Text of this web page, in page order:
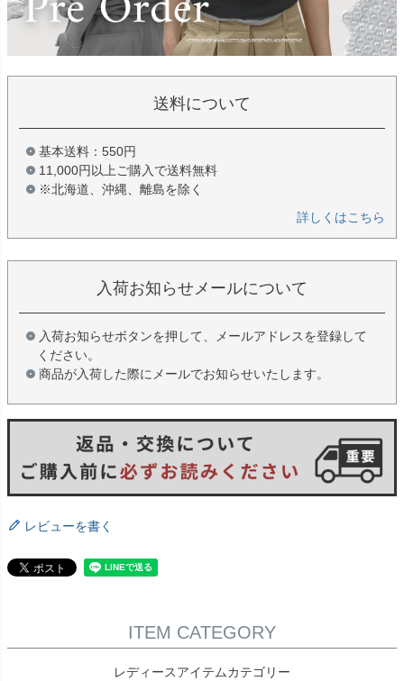
送料について
基本送料：550円
11,000円以上ご購入で送料無料
※北海道、沖縄、離島を除く
詳しくはこちら
入荷お知らせメールについて
入荷お知らせボタンを押して、メールアドレスを登録して
ください。
商品が入荷した際にメールでお知らせいたします。
レビューを書く
ITEM CATEGORY
レディースアイテムカテゴリー